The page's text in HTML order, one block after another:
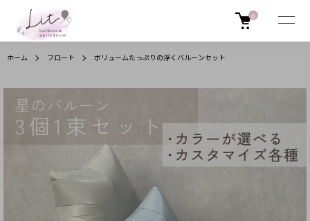
0
ホーム フロート ボリュームたっぷりの浮くバルーンセット